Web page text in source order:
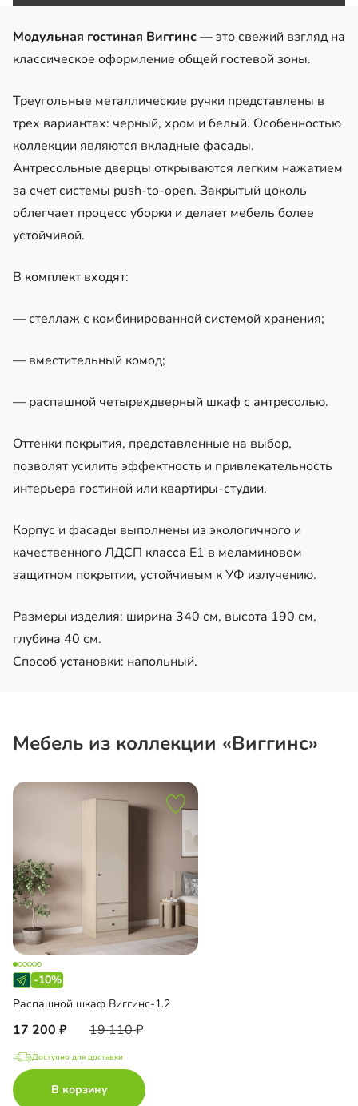
Модульная гостиная Виггинс— это свежий взгляд на
классическое оформление общей гостевой зоны.
Треугольные металлические ручки представлены в
трех вариантах: черный, хром и белый. Особенностью
коллекции являются вкладные фасады.
Антресольные дверцы открываются легким нажатием
за счет системы push-to-open. Закрытый цоколь
облегчает процесс уборки и делает мебель более
устойчивой.
В комплект входят:
— стеллаж с комбинированной системой хранения;
— вместительный комод;
— распашной четырехдверный шкаф с антресолью.
Оттенки покрытия, представленные на выбор,
позволят усилить эффектность и привлекательность
интерьера гостиной или квартиры-студии.
Корпус и фасады выполнены из экологичного и
качественного ЛДСП класса Е1 в меламиновом
защитном покрытии, устойчивым к УФ излучению.
Размеры изделия: ширина 340 см, высота 190 см,
глубина 40 см.
Способ установки: напольный.
Мебель из коллекции «Виггинс»
-10%
Распашной шкаф Виггинс-1.2
17 200 19 110
Доступно для доставки
В корзину